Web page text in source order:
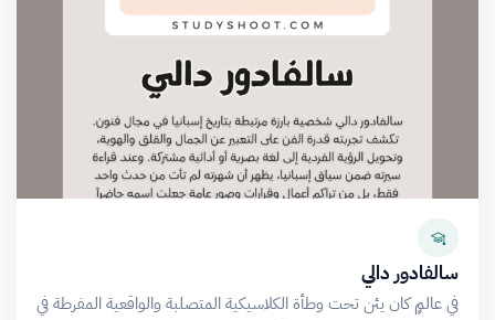
سالفادور دالي
في عالمٍ كان يئن تحت وطأة الكلاسيكية المتصلبة والواقعية المفرطة في